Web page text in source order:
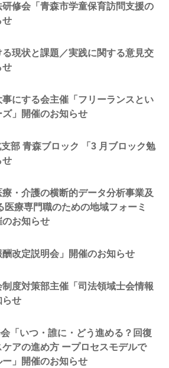
修会「青森市学童保育訪問支援の
せ
る現状と課題／実践に関する意見交
せ
にする会主催「フリーランスとい
」開催のお知らせ
部 ⻘森ブロック 「3 月ブロック勉
せ
・介護の横断的データ分析事業及
医療専門職のための地域フォーミ
のお知らせ
酬改定説明会」開催のお知らせ
制度対策部主催「司法領域士会情報
らせ
「いつ・誰に・どう進める？回復
アの進め方 ープロセスモデルで
」開催のお知らせ